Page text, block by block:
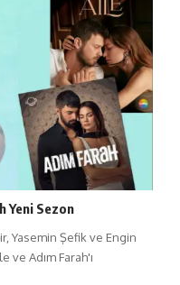
Yeni Sezon
Yasemin Şefik ve Engin
ve Adım Farah'ı